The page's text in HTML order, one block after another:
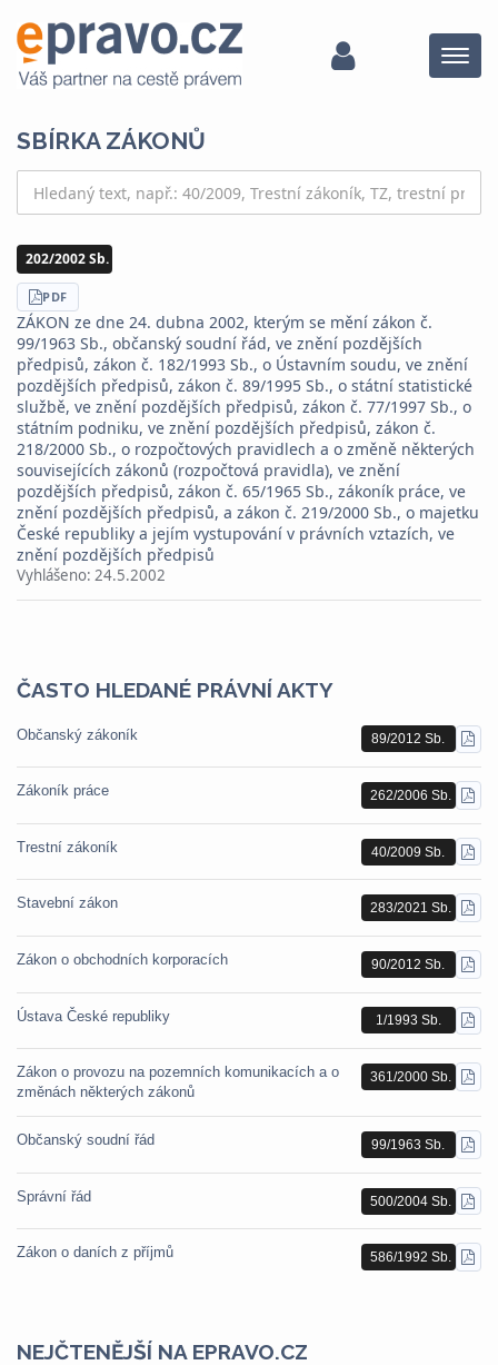
Menu
SBÍRKA ZÁKONŮ
202/2002 Sb.
STÁHNOUT
PDF
ZÁKON ze dne 24. dubna 2002, kterým se mění zákon č.
99/1963 Sb., občanský soudní řád, ve znění pozdějších
předpisů, zákon č. 182/1993 Sb., o Ústavním soudu, ve znění
pozdějších předpisů, zákon č. 89/1995 Sb., o státní statistické
službě, ve znění pozdějších předpisů, zákon č. 77/1997 Sb., o
státním podniku, ve znění pozdějších předpisů, zákon č.
218/2000 Sb., o rozpočtových pravidlech a o změně některých
souvisejících zákonů (rozpočtová pravidla), ve znění
pozdějších předpisů, zákon č. 65/1965 Sb., zákoník práce, ve
znění pozdějších předpisů, a zákon č. 219/2000 Sb., o majetku
České republiky a jejím vystupování v právních vztazích, ve
znění pozdějších předpisů
Vyhlášeno: 24.5.2002
ČASTO HLEDANÉ PRÁVNÍ AKTY
Občanský zákoník 89/2012 Sb.
PDF
Zákoník práce 262/2006 Sb.
PDF
Trestní zákoník 40/2009 Sb.
PDF
Stavební zákon 283/2021 Sb.
PDF
Zákon o obchodních korporacích 90/2012 Sb.
PDF
Ústava České republiky 1/1993 Sb.
PDF
Zákon o provozu na pozemních komunikacích a o
změnách některých zákonů
361/2000 Sb.
PDF
Občanský soudní řád 99/1963 Sb.
PDF
Správní řád 500/2004 Sb.
PDF
Zákon o daních z příjmů 586/1992 Sb.
PDF
NEJČTENĚJŠÍ NA EPRAVO.CZ